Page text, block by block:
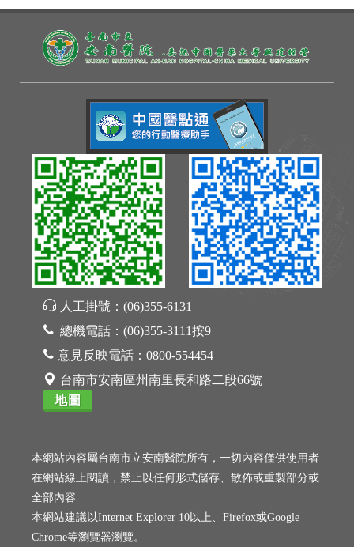
人工掛號： (06)355-6131
總機電話： (06)355-3111按9
意見反映電話： 0800-554454
台南市安南區州南里長和路二段66號
地圖
本網站內容屬台南市立安南醫院所有，一切內容僅供使用者
在網站線上閱讀，禁止以任何形式儲存、散佈或重製部分或
全部內容
本網站建議以Internet Explorer 10以上、Firefox或Google
Chrome等瀏覽器瀏覽。